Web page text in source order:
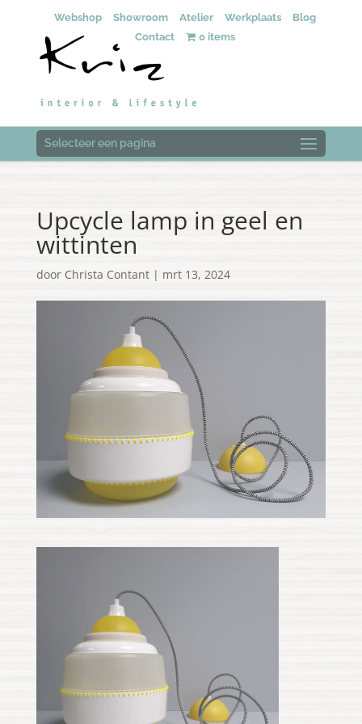
Webshop Showroom Atelier Werkplaats
Blog
Contact
0 items
Selecteer een pagina
Upcycle lamp in geel en
wittinten
door Christa Contant| mrt 13, 2024